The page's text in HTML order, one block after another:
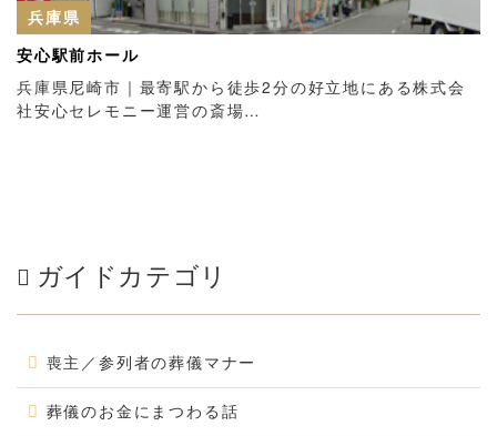
兵庫県
安心駅前ホール
兵庫県尼崎市｜最寄駅から徒歩2分の好立地にある株式会
社安心セレモニー運営の斎場…
ガイドカテゴリ
喪主／参列者の葬儀マナー
葬儀のお金にまつわる話